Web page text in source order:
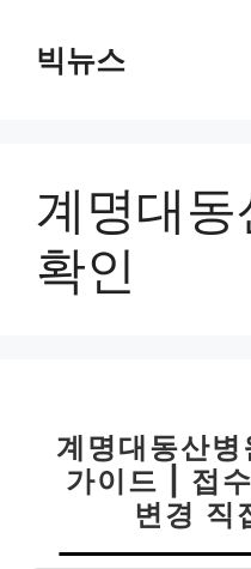
빅뉴스
계명대
확인
계명대동산병
가이드 | 접
변경 직